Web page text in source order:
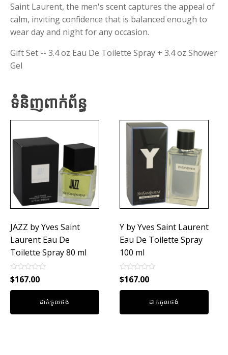
Saint Laurent, the men's scent captures the appeal of
calm, inviting confidence that is balanced enough to
wear day and night for any occasion.
Gift Set -- 3.4 oz Eau De Toilette Spray + 3.4 oz Shower
Gel
ទំនិញពាក់ព័ន្ធ
JAZZ by Yves Saint
Laurent Eau De
Toilette Spray 80 ml
Rated
0
out
$167.00
ដាក់ចូលថង់
Y by Yves Saint Laurent
Eau De Toilette Spray
100 ml
Rated
0
out
$167.00
ដាក់ចូលថង់